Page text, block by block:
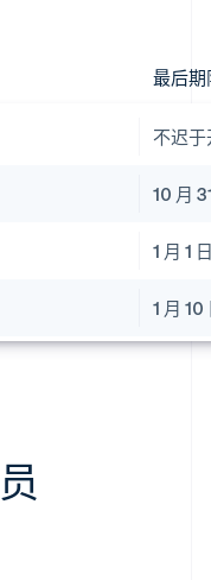
最后期
不迟于
10 月
1 月 1
1 月 10